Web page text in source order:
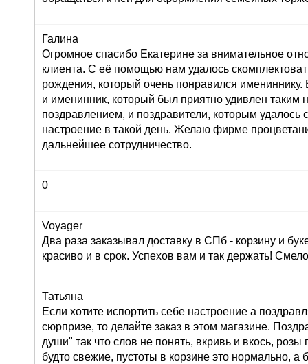
Галина
Огромное спасибо Екатерине за внимательное
клиента. С её помощью нам удалось
рождения, который очень понравился имениннику.
и именинник, который был приятно удивлен таким
поздравлением, и поздравители, которым удалось
настроение в такой день. Желаю фирме
дальнейшее сотрудничество.
0
Voyager
Два раза заказывал доставку в СПб - корзину и
красиво и в срок. Успехов вам и так держать!
Татьяна
Если хотите испортить себе настроение а
сюрпризе, то делайте заказ в этом магазине.
души" так что слов не понять, вкривь и вкось, розы
будто свежие, пустоты в корзине это нормально, а